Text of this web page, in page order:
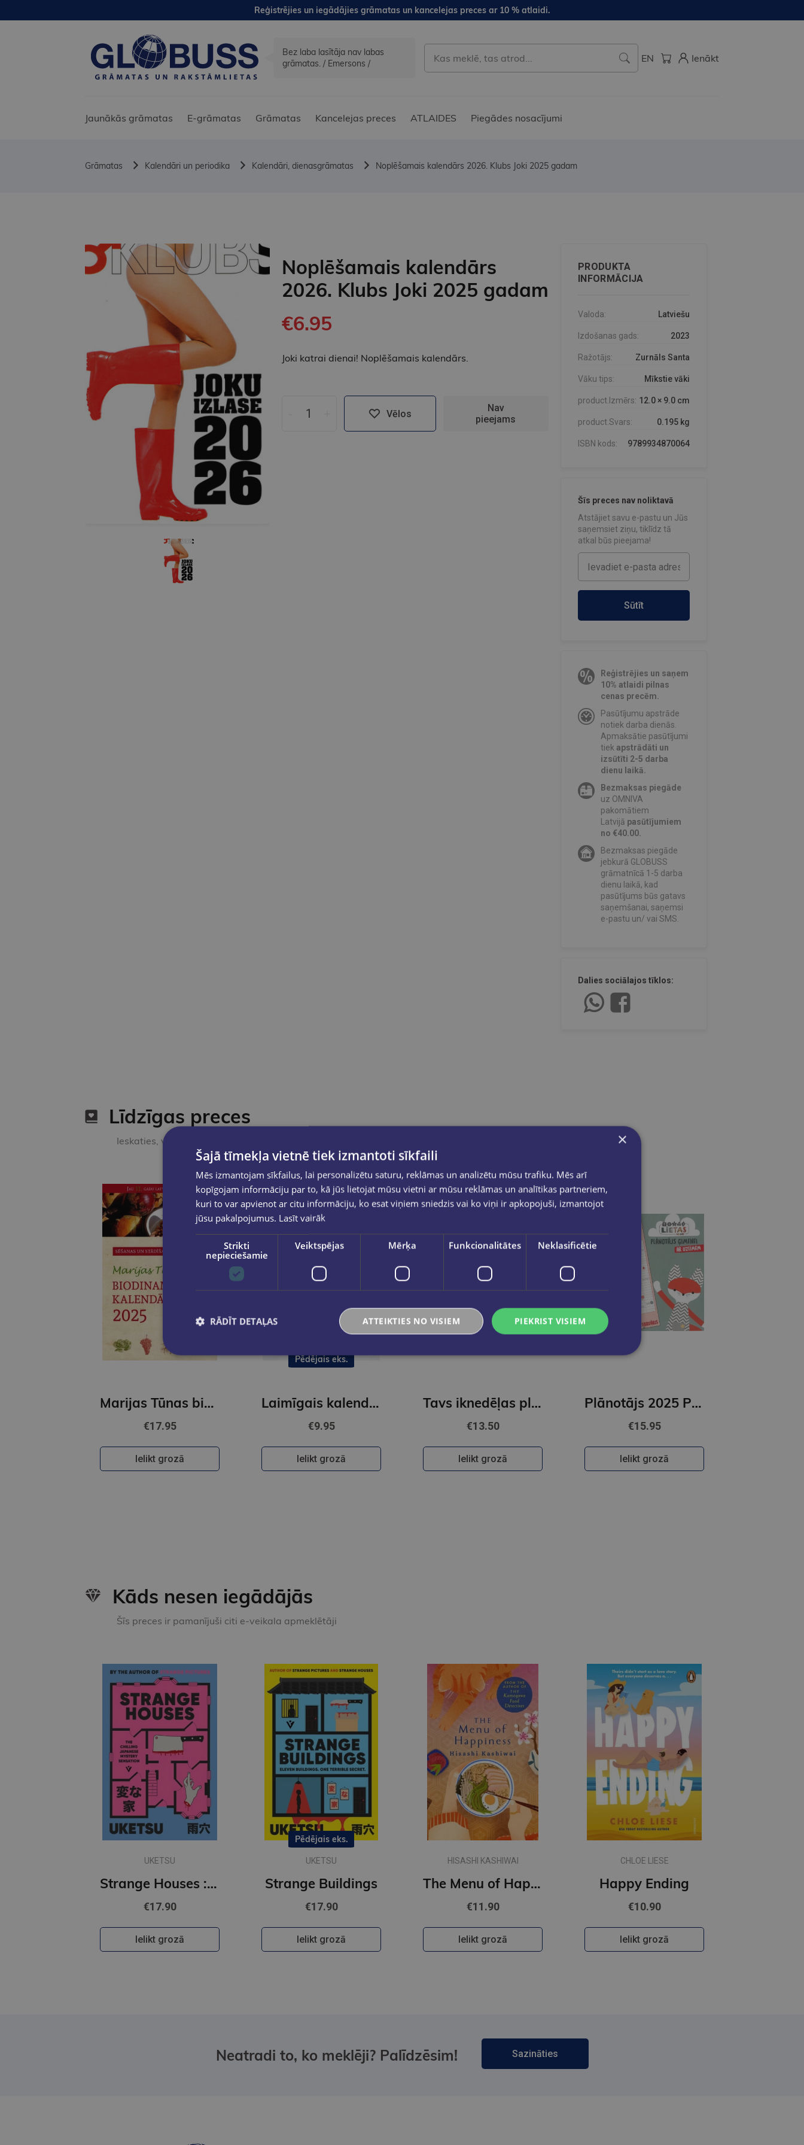
Reģistrējies un iegādājies grāmatas un kancelejas preces ar 10 % atlaidi.
Bez laba lasītāja nav labas
grāmatas. / Emersons /
EN Ienākt
Jaunākās grāmatas E-grāmatas Grāmatas Kancelejas preces ATLAIDES Piegādes nosacījumi
Grāmatas Kalendāri un periodika Kalendāri, dienasgrāmatas Noplēšamais kalendārs 2026. Klubs Joki 2025 gadam
Noplēšamais kalendārs
2026. Klubs Joki 2025 gadam
€6.95
Joki katrai dienai! Noplēšamais kalendārs.
Vēlos
Nav
pieejams
PRODUKTA
INFORMĀCIJA
Valoda: Latviešu
Izdošanas gads: 2023
Ražotājs: Zurnāls Santa
Vāku tips: Mīkstie vāki
product.Izmērs: 12.0 × 9.0 cm
product.Svars: 0.195 kg
ISBN kods: 9789934870064
Šīs preces nav noliktavā
Atstājiet savu e-pastu un Jūs
saņemsiet ziņu, tiklīdz tā
atkal būs pieejama!
Sūtīt
Reģistrējies un saņem
10% atlaidi pilnas
cenas precēm.
Pasūtījumu apstrāde
notiek darba dienās.
Apmaksātie pasūtījumi
tiekapstrādāti un
izsūtīti 2-5 darba
dienu laikā.
Bezmaksas piegāde
uz OMNIVA
pakomātiem
Latvijā pasūtījumiem
no €40.00.
Bezmaksas piegāde
jebkurā GLOBUSS
grāmatnīcā 1-5 darba
dienu laikā, kad
pasūtījums būs gatavs
saņemšanai, saņemsi
e-pastu un/ vai SMS.
Dalies sociālajos tīklos:
Līdzīgas preces
Ieskaties, varbūt noder
Marijas Tūnas biodinamiskais kalendārijs 2025
€17.95
Ielikt grozā
Pēdējais eks.
Laimīgais kalendāra plānotājs 2026 Divi veidi
€9.95
Ielikt grozā
Tavs iknedēļas plānotājs labākai dzīvei
€13.50
Ielikt grozā
Plānotājs 2025 Plānotājs ( kalendārs) ģimenei ar uzlīmēm
€15.95
Ielikt grozā
Kāds nesen iegādājās
Šīs preces ir pamanījuši citi e-veikala apmeklētāji
UKETSU
Strange Houses : The Chilling Japanese Mystery Sensation
€17.90
Ielikt grozā
Pēdējais eks.
UKETSU
Strange Buildings
€17.90
Ielikt grozā
HISASHI KASHIWAI
The Menu of Happiness
€11.90
Ielikt grozā
CHLOE LIESE
Happy Ending
€10.90
Ielikt grozā
Neatradi to, ko meklēji? Palīdzēsim! Sazināties
×
Šajā tīmekļa vietnē tiek izmantoti sīkfaili
Mēs izmantojam sīkfailus, lai personalizētu saturu, reklāmas un analizētu mūsu trafiku. Mēs arī
kopīgojam informāciju par to, kā jūs lietojat mūsu vietni ar mūsu reklāmas un analītikas partneriem,
kuri to var apvienot ar citu informāciju, ko esat viņiem sniedzis vai ko viņi ir apkopojuši, izmantojot
jūsu pakalpojumus. Lasīt vairāk
Strikti
nepieciešamie
Veiktspējas Mērķa Funkcionalitātes Neklasificētie
PIEKRIST VISIEM
ATTEIKTIES NO VISIEM
RĀDĪT DETAĻAS